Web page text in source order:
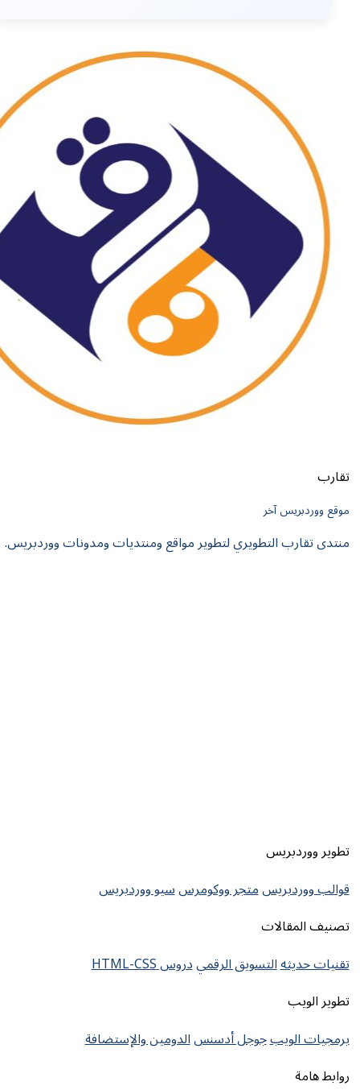
آخر
التطويري لتطوير مواقع ومنتديات ومدونات ووردبريس.
متجر ووكومرسسيو ووردبريس
التسويق الرقميدروس HTML-CSS
جوجل أدسنسالدومين والإستضافة